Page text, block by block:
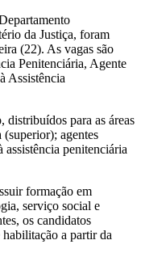
da Justiça, foram
(22). As vagas são
Penitenciária, Agente
Assistência
distribuídos para as áreas
(superior); agentes
penitenciária
formação em
serviço social e
os candidatos
a partir da